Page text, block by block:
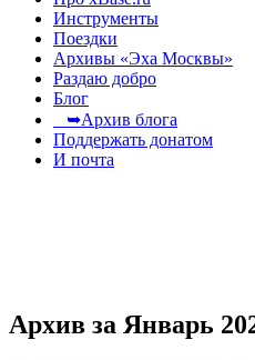
Инструменты
Поездки
Архивы «Эха Москвы»
Раздаю добро
Блог
➥Архив блога
Поддержать донатом
И почта
Архив за Январь